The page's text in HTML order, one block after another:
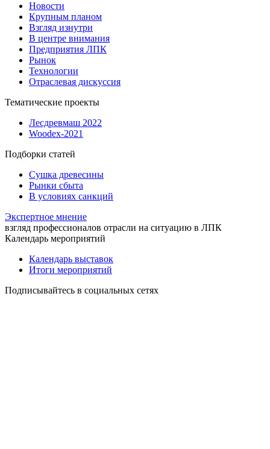
Новости
Крупным планом
Взгляд изнутри
В центре внимания
Предприятия ЛПК
Рынок
Технологии
Отраслевая дискуссия
Тематические проекты
Лесдревмаш 2022
Woodex-2021
Подборки статей
Сушка древесины
Рынки сбыта
В условиях санкций
Экспертное мнение
взгляд профессионалов отрасли на ситуацию в ЛПК
Календарь мероприятий
Календарь выставок
Итоги мероприятий
Подписывайтесь в социальных сетях